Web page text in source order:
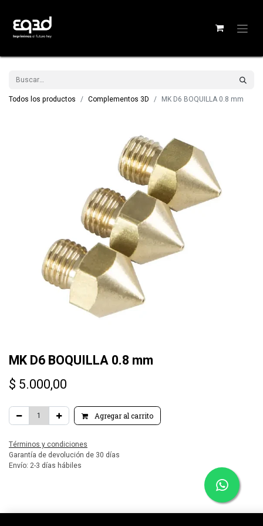
Todos los productos Complementos 3D MK D6 BOQUILLA 0.8 mm
MK D6 BOQUILLA 0.8 mm
$ 5.000,00
Agregar al carrito
Términos y condiciones
Garantía de devolución de 30 días
Envío: 2-3 días hábiles